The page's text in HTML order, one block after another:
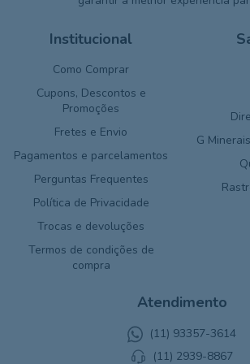
Institucional
Como Comprar
Cupons, Descontos e
Promoções
Fretes e Envio
Pagamentos e parcelamentos
Perguntas Frequentes
Política de Privacidade
Trocas e devoluções
Termos de condições de
compra
G
Atendimento
(11) 93357-3614
(11) 2939-8867